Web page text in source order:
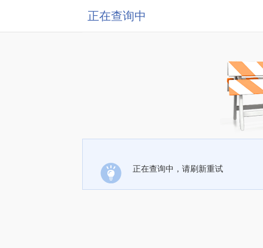
正在查询中
正在查询中，请刷新重试